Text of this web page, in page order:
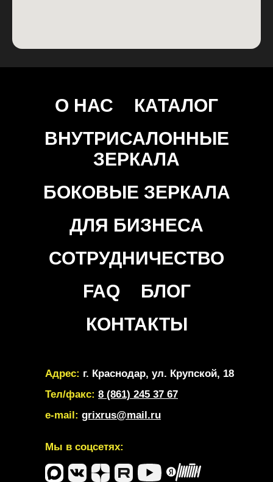
О НАС
КАТАЛОГ
ВНУТРИСАЛОННЫЕ
ЗЕРКАЛА
БОКОВЫЕ ЗЕРКАЛА
ДЛЯ БИЗНЕСА
СОТРУДНИЧЕСТВО
FAQ
БЛОГ
КОНТАКТЫ
Мы в соцсетях:
Адрес: г. Краснодар, ул. Крупской, 18
Тел/факс: 8 (861) 245 37 67
e-mail: grixrus@mail.ru